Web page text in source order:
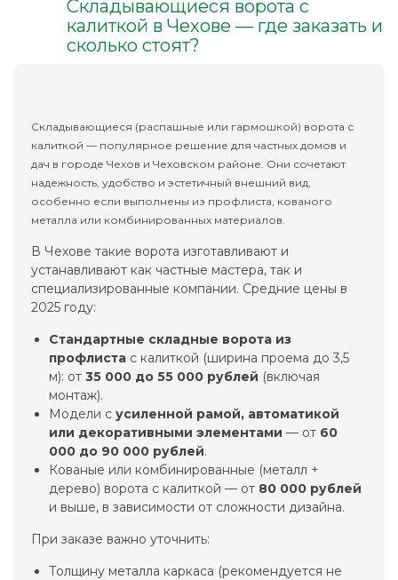
Складывающиеся ворота с
калиткой в Чехове — где заказать и
сколько стоят?
Складывающиеся (распашные или гармошкой) ворота с
калиткой — популярное решение для частных домов и
дач в городе Чехов и Чеховском районе. Они сочетают
надежность, удобство и эстетичный внешний вид,
особенно если выполнены из профлиста, кованого
металла или комбинированных материалов.
В Чехове такие ворота изготавливают и
устанавливают как частные мастера, так и
специализированные компании. Средние цены в
2025 году:
Стандартные складные ворота из
профлиста с калиткой (ширина проема до 3,5
м): от 35 000 до 55 000 рублей (включая
монтаж).
Модели с усиленной рамой, автоматикой
или декоративными элементами — от 60
000 до 90 000 рублей.
Кованые или комбинированные (металл +
дерево) ворота с калиткой — от 80 000 рублей
и выше, в зависимости от сложности дизайна.
При заказе важно уточнить:
Толщину металла каркаса (рекомендуется не